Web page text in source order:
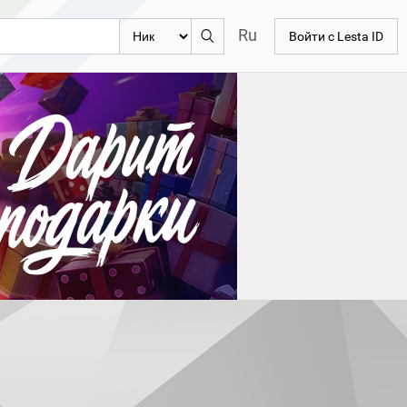
Ru Войти с Lesta ID